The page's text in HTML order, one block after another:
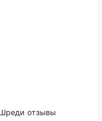
отзывы